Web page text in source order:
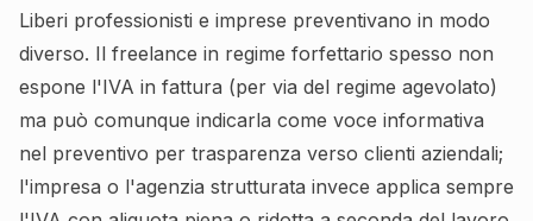
Liberi professionisti e imprese preventivano in modo
diverso. Il freelance in regime forfettario spesso non
espone l'IVA in fattura (per via del regime agevolato)
ma può comunque indicarla come voce informativa
nel preventivo per trasparenza verso clienti aziendali;
l'impresa o l'agenzia strutturata invece applica sempre